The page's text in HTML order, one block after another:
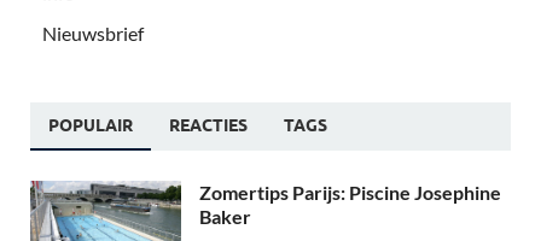
Nieuwsbrief
POPULAIR REACTIES TAGS
Zomertips Parijs: Piscine Josephine
Baker